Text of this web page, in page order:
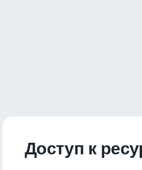
Доступ к